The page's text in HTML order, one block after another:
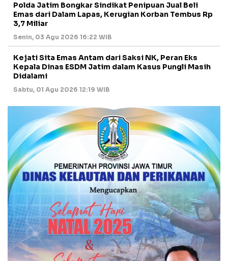
Polda Jatim Bongkar Sindikat Penipuan Jual Beli
Emas dari Dalam Lapas, Kerugian Korban Tembus Rp
3,7 Miliar
Senin, 03 Agu 2026 16:22 WIB
Kejati Sita Emas Antam dari Saksi NK, Peran Eks
Kepala Dinas ESDM Jatim dalam Kasus Pungli Masih
Didalami
Sabtu, 01 Agu 2026 12:19 WIB